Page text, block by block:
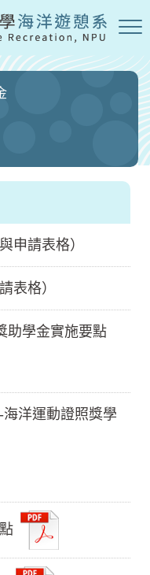
申請表格）
表格）
助學金實施要點
洋運動證照獎學